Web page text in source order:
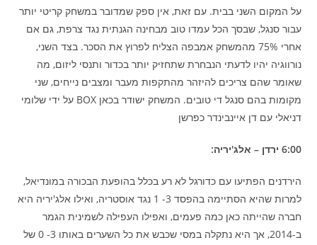
על המקום השני בבית. עם זאת, אין ספק שמדובר במשחק קריטי יותר
עבור סנגל, שבסך הכל עמדו טוב מבחינה הגנתית נגד צרפת, גם אם
אחרי 75% מהמשחק אמבפה הצליח לפרוץ את הסכר. בצד השני,
נורווגיה יהיו לדעתי הנבחרת שתחזיק יותר בכדור ותנסי ליזום, מה
שאומר שהם צריכים להיזהר מהתקפות מעבר ומצבים נייחים, שני
מקומות בהם סנגל די טובים. המשחק ישודר בכאן BOX על ידי שלומי
דניאלי עם דן איינבינדר כפרשן
6:00 ירדן – אלג'יריה:
הירדנים הפתיעו עם כדורגל לא רע בכלל בהופעת הבכורה במונדיאל,
למרות שהיא הסתיימה בהפסד 3- 1 נגד אוסטריה, ואילו אלג'יריה היא
חברה שהייתה כאן כמה פעמים, ואפילו העפילה לשמינית הגמר
ב-2014, אך היא נתקלה במסי שכבש את כל השערים באותו 3- 0 של